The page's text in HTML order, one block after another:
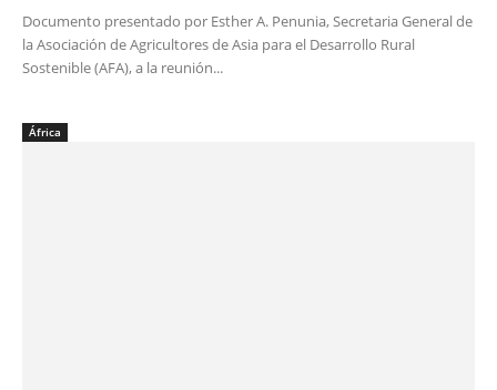
Documento presentado por Esther A. Penunia, Secretaria General de
la Asociación de Agricultores de Asia para el Desarrollo Rural
Sostenible (AFA), a la reunión...
África